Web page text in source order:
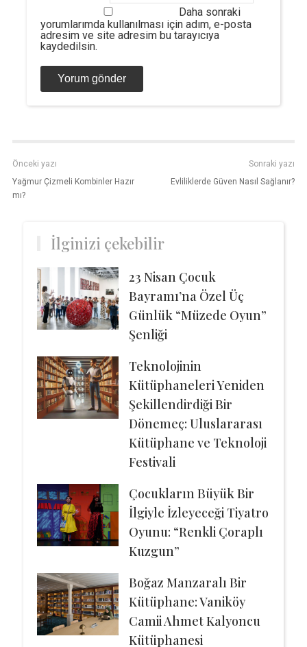
Daha sonraki
yorumlarımda kullanılması için adım, e-posta
adresim ve site adresim bu tarayıcıya
kaydedilsin.
Önceki yazı
Yağmur Çizmeli Kombinler Hazır
mı?
Sonraki yazı
Evliliklerde Güven Nasıl Sağlanır?
İlginizi çekebilir
23 Nisan Çocuk
Bayramı’na Özel Üç
Günlük “Müzede Oyun”
Şenliği
Teknolojinin
Kütüphaneleri Yeniden
Şekillendirdiği Bir
Dönemeç: Uluslararası
Kütüphane ve Teknoloji
Festivali
Çocukların Büyük Bir
İlgiyle İzleyeceği Tiyatro
Oyunu: “Renkli Çoraplı
Kuzgun”
Boğaz Manzaralı Bir
Kütüphane: Vaniköy
Camii Ahmet Kalyoncu
Kütüphanesi